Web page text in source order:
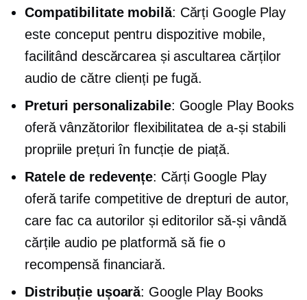
Compatibilitate mobilă: Cărți Google Play
este conceput pentru dispozitive mobile,
facilitând descărcarea și ascultarea cărților
audio de către clienți pe fugă.
Preturi personalizabile: Google Play Books
oferă vânzătorilor flexibilitatea de a-și stabili
propriile prețuri în funcție de piață.
Ratele de redevențe: Cărți Google Play
oferă tarife competitive de drepturi de autor,
care fac ca autorilor și editorilor să-și vândă
cărțile audio pe platformă să fie o
recompensă financiară.
Distribuție ușoară: Google Play Books